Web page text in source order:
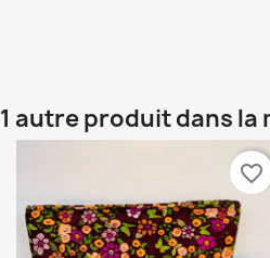
1 autre produit dans la
favorite_border